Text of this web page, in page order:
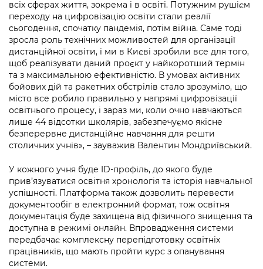
Підприємства, установи, організації
Kyiv International Relations
Річні звіти
Гендерна політика
Безбар'єрність
Київська міська військова адміністрація
Портал Захисників та Захисниць
Безбар'єрність
Портал послуг
Міський застосунок Київ Цифровий
Важливе під час воєнного стану
Уряд» – місцевий рівень»
Важливе під час воєнного стану
Про відкриті дані
Портал даних Києва
Публічні дашборди
всіх сферах життя, зокрема і в освіті. Потужним рушієм
переходу на цифровізацію освіти стали реалії
сьогодення, спочатку пандемія, потім війна. Саме тоді
зросла роль технічних можливостей для організації
дистанційної освіти, і ми в Києві зробили все для того,
щоб реалізувати даний проєкт у найкоротший термін
та з максимальною ефективністю. В умовах активних
бойових дій та ракетних обстрілів стало зрозуміло, що
місто все робило правильно у напрямі цифровізації
освітнього процесу, і зараз ми, коли очно навчаються
лише 44 відсотки школярів, забезпечуємо якісне
безперервне дистанційне навчання для решти
столичних учнів», – зауважив Валентин Мондриївський.
У кожного учня буде ID-профіль, до якого буде
прив’язуватися освітня хронологія та історія навчальної
успішності. Платформа також дозволить перевести
документообіг в електронний формат, тож освітня
документація буде захищена від фізичного знищення та
доступна в режимі онлайн. Впровадження системи
передбачає комплексну перепідготовку освітніх
працівників, що мають пройти курс з опанування
системи.